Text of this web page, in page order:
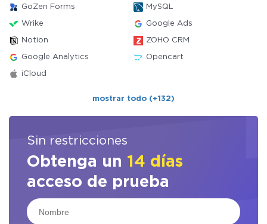
GoZen Forms MySQL
Wrike Google Ads
Notion ZOHO CRM
Google Analytics Opencart
iCloud
mostrar todo (+132)
Sin restricciones
Obtenga un 14 días
acceso de prueba